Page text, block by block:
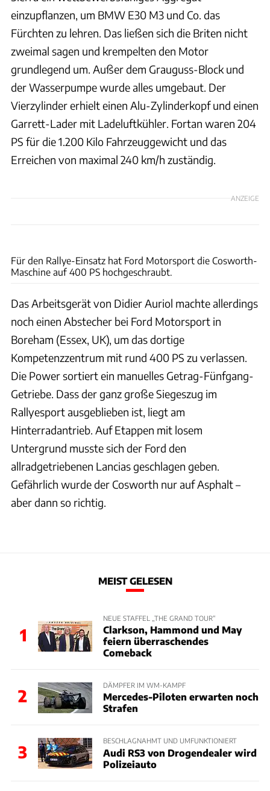
einzupflanzen, um BMW E30 M3 und Co. das
Fürchten zu lehren. Das ließen sich die Briten nicht
zweimal sagen und krempelten den Motor
grundlegend um. Außer dem Grauguss-Block und
der Wasserpumpe wurde alles umgebaut. Der
Vierzylinder erhielt einen Alu-Zylinderkopf und einen
Garrett-Lader mit Ladeluftkühler. Fortan waren 204
PS für die 1.200 Kilo Fahrzeuggewicht und das
Erreichen von maximal 240 km/h zuständig.
ANZEIGE
Für den Rallye-Einsatz hat Ford Motorsport die Cosworth-
Maschine auf 400 PS hochgeschraubt.
Das Arbeitsgerät von Didier Auriol machte allerdings
noch einen Abstecher bei Ford Motorsport in
Boreham (Essex, UK), um das dortige
Kompetenzzentrum mit rund 400 PS zu verlassen.
Die Power sortiert ein manuelles Getrag-Fünfgang-
Getriebe. Dass der ganz große Siegeszug im
Rallyesport ausgeblieben ist, liegt am
Hinterradantrieb. Auf Etappen mit losem
Untergrund musste sich der Ford den
allradgetriebenen Lancias geschlagen geben.
Gefährlich wurde der Cosworth nur auf Asphalt –
aber dann so richtig.
MEIST GELESEN
1
NEUE STAFFEL „THE GRAND TOUR“
Clarkson, Hammond und May
feiern überraschendes
Comeback
2
DÄMPFER IM WM-KAMPF
Mercedes-Piloten erwarten noch
Strafen
3
BESCHLAGNAHMT UND UMFUNKTIONIERT
Audi RS3 von Drogendealer wird
Polizeiauto